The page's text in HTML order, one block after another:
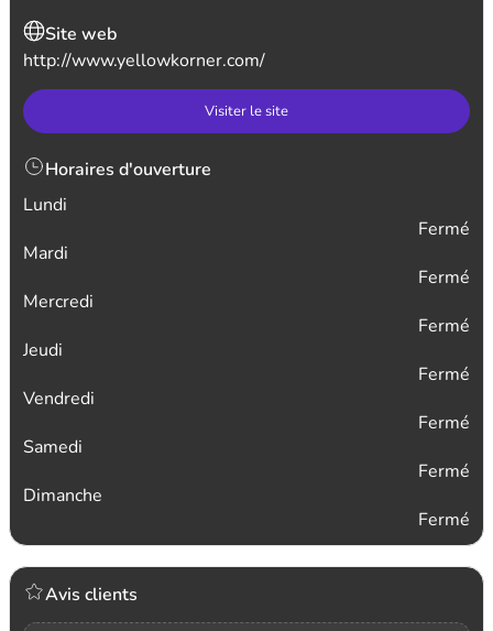
Site web
http://www.yellowkorner.com/
Visiter le site
Horaires d'ouverture
Lundi
Fermé
Mardi
Fermé
Mercredi
Fermé
Jeudi
Fermé
Vendredi
Fermé
Samedi
Fermé
Dimanche
Fermé
Avis clients